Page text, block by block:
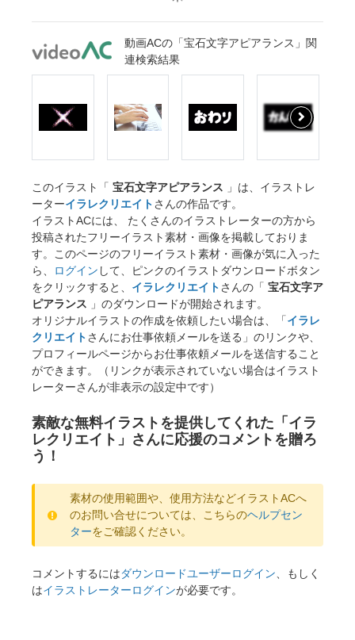
動画ACの「宝石文字アピアランス」関
連検索結果
このイラスト「 宝石文字アピアランス 」は、イラストレ
ーターイラレクリエイトさんの作品です。
イラストACには、 たくさんのイラストレーターの方から
投稿されたフリーイラスト素材・画像を掲載しておりま
す。このページのフリーイラスト素材・画像が気に入った
ら、
ログイン して、ピンクのイラストダウンロードボタン
をクリックすると、 イラレクリエイトさんの「 宝石文字ア
ピアランス 」のダウンロードが開始されます。
オリジナルイラストの作成を依頼したい場合は、「イラレ
クリエイトさんにお仕事依頼メールを送る」のリンクや、
プロフィールページからお仕事依頼メールを送信すること
ができます。（リンクが表示されていない場合はイラスト
レーターさんが非表示の設定中です）
素敵な無料イラストを提供してくれた「イラ
レクリエイト」さんに応援のコメントを贈ろ
う！
素材の使用範囲や、使用方法などイラストACへ
のお問い合せについては、こちらのヘルプセン
ターをご確認ください。
コメントするにはダウンロードユーザーログイン、もしく
はイラストレーターログインが必要です。